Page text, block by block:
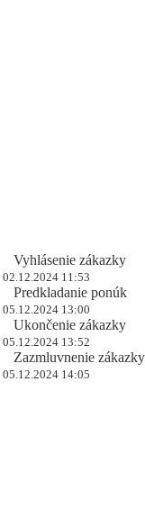
Vyhlásenie zákazky
02.12.2024 11:53
Predkladanie ponúk
05.12.2024 13:00
Ukončenie zákazky
05.12.2024 13:52
Zazmluvnenie zákazky
05.12.2024 14:05